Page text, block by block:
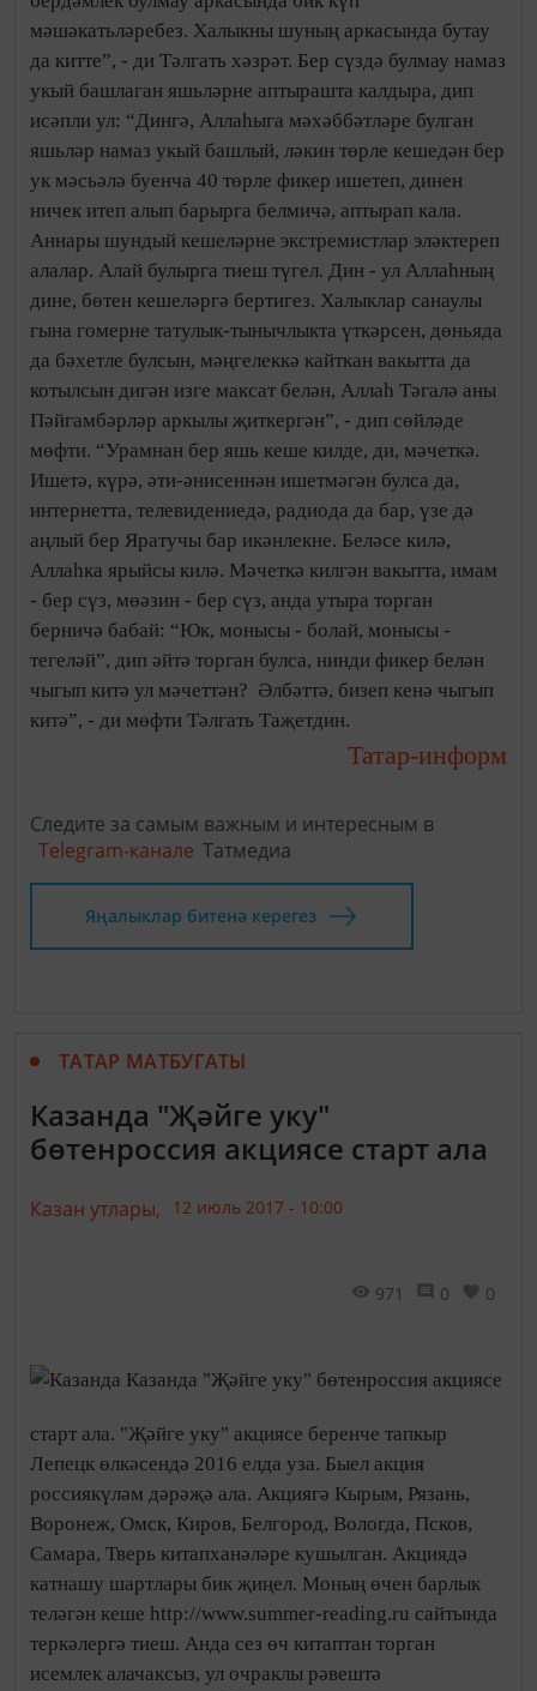
мәшәкатьләребез. Халыкны шуның аркасында бутау
да китте”, - ди Тәлгать хәзрәт. Бер сүздә булмау намаз
укый башлаган яшьләрне аптырашта калдыра, дип
исәпли ул: “Дингә, Аллаһыга мәхәббәтләре булган
яшьләр намаз укый башлый, ләкин төрле кешедән бер
ук мәсьәлә буенча 40 төрле фикер ишетеп, динен
ничек итеп алып барырга белмичә, аптырап кала.
Аннары шундый кешеләрне экстремистлар эләктереп
алалар. Алай булырга тиеш түгел. Дин - ул Аллаһның
дине, бөтен кешеләргә бертигез. Халыклар санаулы
гына гомерне татулык-тынычлыкта үткәрсен, дөньяда
да бәхетле булсын, мәңгелеккә кайткан вакытта да
котылсын дигән изге максат белән, Аллаһ Тәгалә аны
Пәйгамбәрләр аркылы җиткергән”, - дип сөйләде
мөфти. “Урамнан бер яшь кеше килде, ди, мәчеткә.
Ишетә, күрә, әти-әнисеннән ишетмәгән булса да,
интернетта, телевидениедә, радиода да бар, үзе дә
аңлый бер Яратучы бар икәнлекне. Беләсе килә,
Аллаһка ярыйсы килә. Мәчеткә килгән вакытта, имам
- бер сүз, мөәзин - бер сүз, анда утыра торган
берничә бабай: “Юк, монысы - болай, монысы -
тегеләй”, дип әйтә торган булса, нинди фикер белән
чыгып китә ул мәчеттән? Әлбәттә, бизеп кенә чыгып
китә”, - ди мөфти Тәлгать Таҗетдин.
Татар-информ
Следите за самым важным и интересным в
Telegram-канале Татмедиа
Яңалыклар битенә керегез
ТАТАР МАТБУГАТЫ
Казанда "Җәйге уку"
бөтенроссия акциясе старт ала
Казан утлары, 12 июль 2017 - 10:00
971 0 0
Казанда "Җәйге уку" бөтенроссия акциясе
старт ала. "Җәйге уку" акциясе беренче тапкыр
Лепецк өлкәсендә 2016 елда уза. Быел акция
россиякүләм дәрәҗә ала. Акциягә Кырым, Рязань,
Воронеж, Омск, Киров, Белгород, Вологда, Псков,
Самара, Тверь китапханәләре кушылган. Акциядә
катнашу шартлары бик җиңел. Моның өчен барлык
теләгән кеше http://www.summer-reading.ru сайтында
теркәлергә тиеш. Анда сез өч китаптан торган
исемлек алачаксыз, ул очраклы рәвештә